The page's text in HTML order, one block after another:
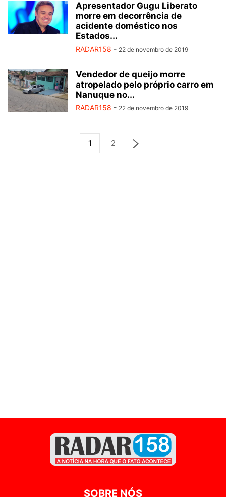
Apresentador Gugu Liberato
morre em decorrência de
acidente doméstico nos
Estados...
RADAR158 - 22 de novembro de 2019
Vendedor de queijo morre
atropelado pelo próprio carro em
Nanuque no...
RADAR158 - 22 de novembro de 2019
1 2
SOBRE NÓS